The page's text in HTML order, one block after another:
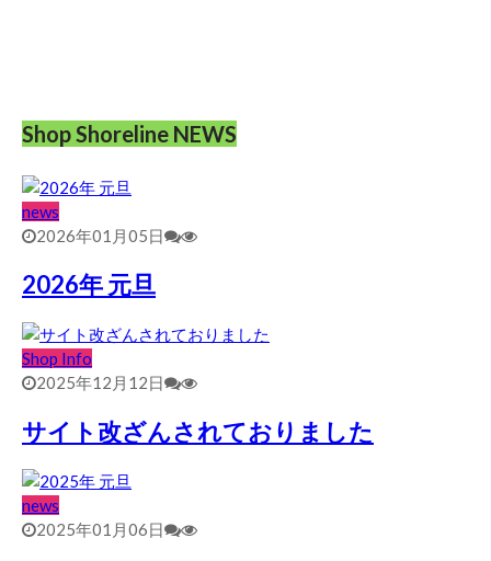
Shop Shoreline NEWS
news
2026年01月05日
2026年 元旦
Shop Info
2025年12月12日
サイト改ざんされておりました
news
2025年01月06日